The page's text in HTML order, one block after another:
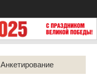
Анкетирование